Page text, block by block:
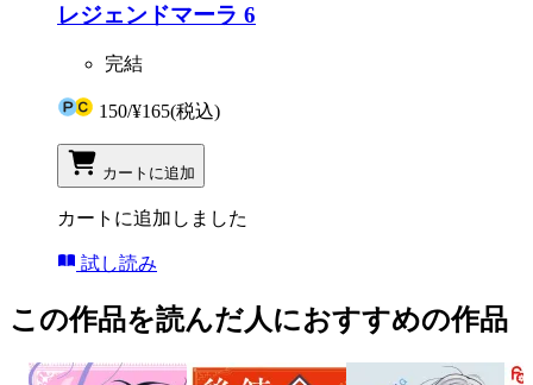
レジェンドマーラ 6
完結
150/¥165(税込)
カートに追加
カートに追加しました
試し読み
この作品を読んだ人におすすめの作品